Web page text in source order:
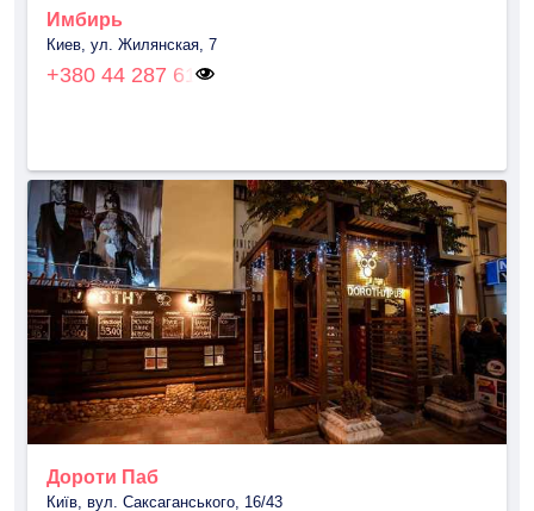
Имбирь
Киев, ул. Жилянская, 7
+380 44 287 61
Дороти Паб
Київ, вул. Саксаганського, 16/43